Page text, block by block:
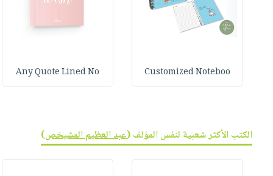
Customized Noteboo
Any Quote Lined No
الكتب الأكثر شعبية لنفس المؤلف (عبد العظيم المشيخص)